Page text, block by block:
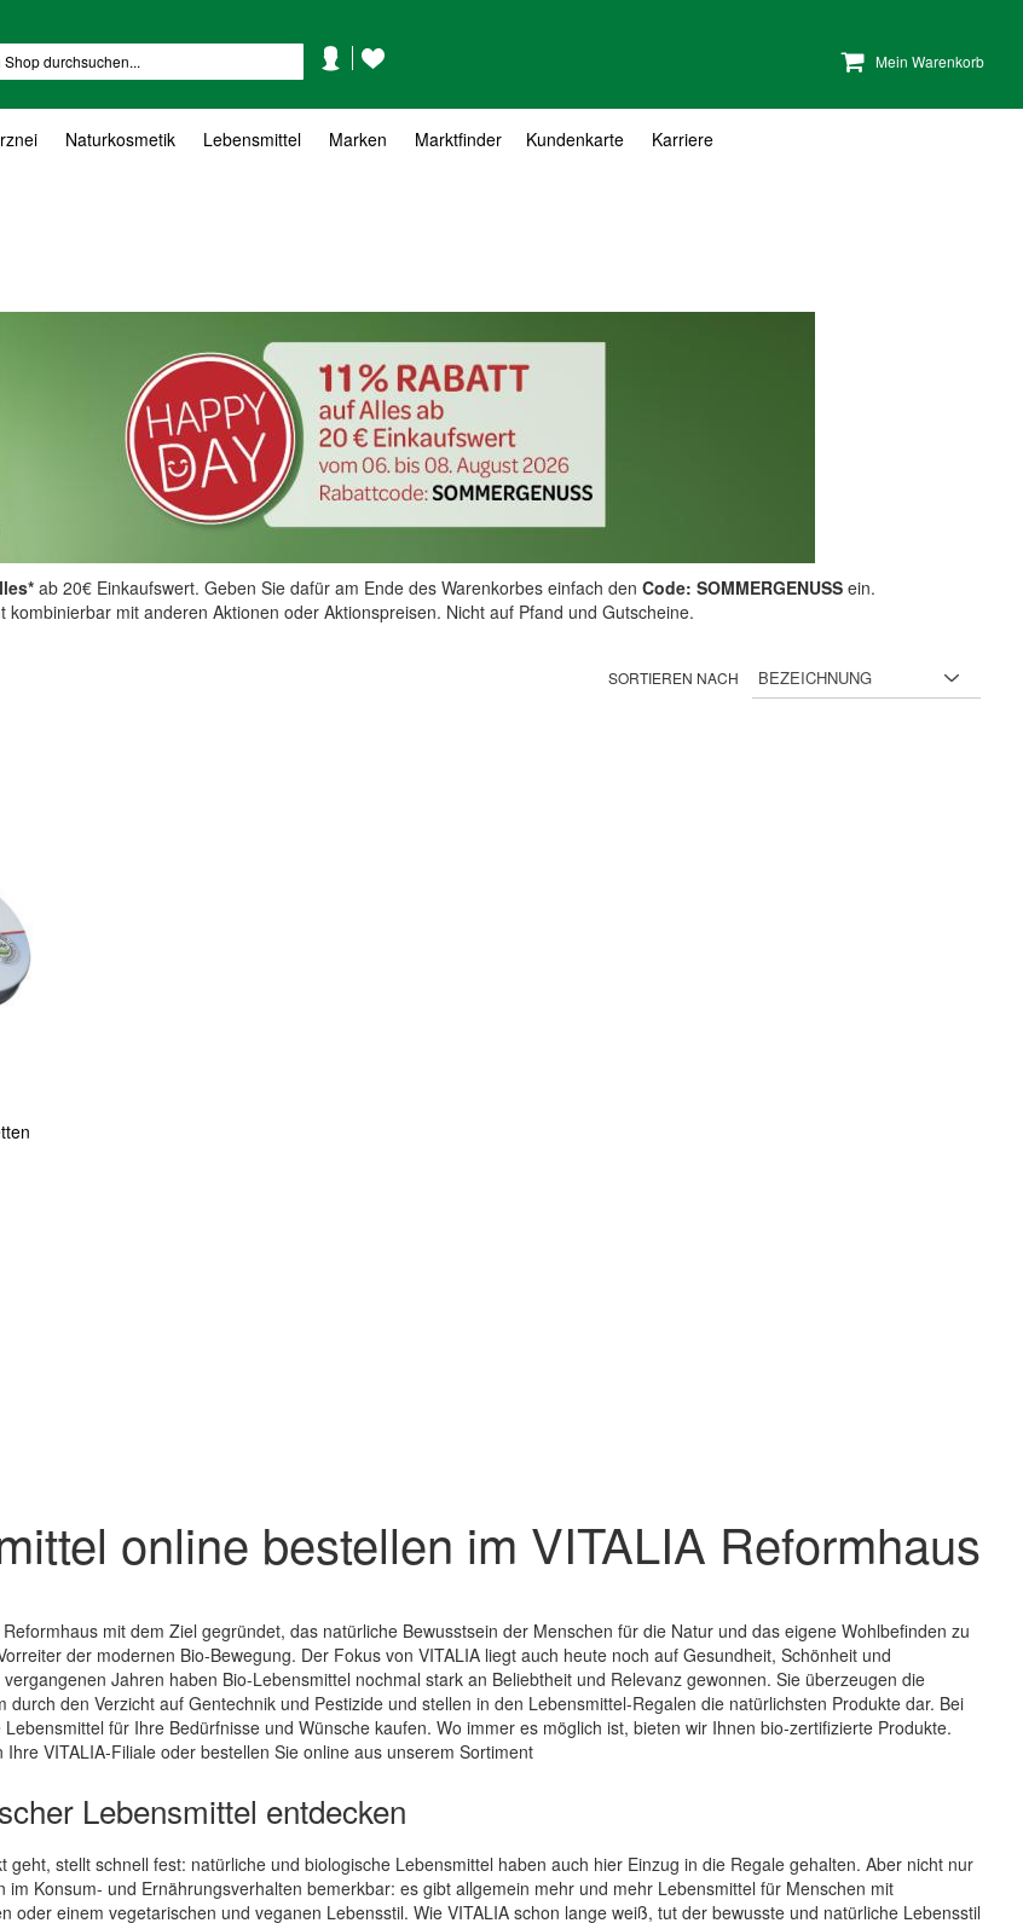
Mein Warenkorb
KontoWunschzettel
Naturkosmetik Lebensmittel Marken Marktfinder Kundenkarte Karriere
ab 20€ Einkaufswert. Geben Sie dafür am Ende des Warenkorbes einfach den Code: SOMMERGENUSSein.
kombinierbar mit anderen Aktionen oder Aktionspreisen. Nicht auf Pfand und Gutscheine.
SORTIEREN NACH
online bestellen im VITALIA Reformhaus
mit dem Ziel gegründet, das natürliche Bewusstsein der Menschen für die Natur und das eigene Wohlbefinden zu
der modernen Bio-Bewegung. Der Fokus von VITALIA liegt auch heute noch auf Gesundheit, Schönheit und
Jahren haben Bio-Lebensmittel nochmal stark an Beliebtheit und Relevanz gewonnen. Sie überzeugen die
durch den Verzicht auf Gentechnik und Pestizide und stellen in den Lebensmittel-Regalen die natürlichsten Produkte dar. Bei
für Ihre Bedürfnisse und Wünsche kaufen. Wo immer es möglich ist, bieten wir Ihnen bio-zertifizierte Produkte.
VITALIA-Filiale oder bestellen Sie online aus unserem Sortiment
Lebensmittel entdecken
geht, stellt schnell fest: natürliche und biologische Lebensmittel haben auch hier Einzug in die Regale gehalten. Aber nicht nur
im Konsum- und Ernährungsverhalten bemerkbar: es gibt allgemein mehr und mehr Lebensmittel für Menschen mit
oder einem vegetarischen und veganen Lebensstil. Wie VITALIA schon lange weiß, tut der bewusste und natürliche Lebensstil